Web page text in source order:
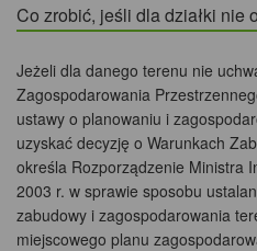
Co zrobić, jeśli dla działki nie
Jeżeli dla danego terenu nie
Zagospodarowania
ustawy o planowaniu i
uzyskać decyzję o Warunkach
określa Rozporządzenie Ministra
2003 r. w sprawie sposobu
zabudowy i zagospodarowania
miejscowego planu